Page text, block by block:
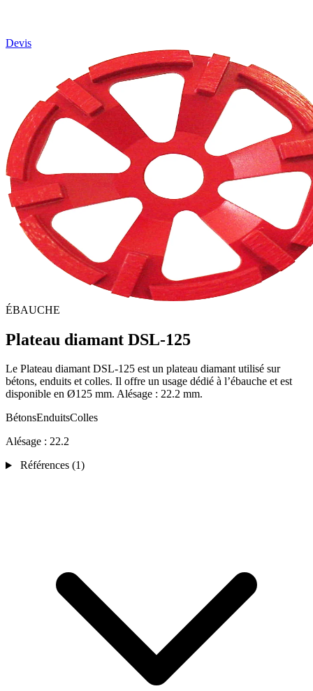
Devis
ÉBAUCHE
Plateau diamant DSL-125
Le Plateau diamant DSL-125 est un plateau diamant utilisé sur
bétons, enduits et colles. Il offre un usage dédié à l’ébauche et est
disponible en Ø125 mm. Alésage : 22.2 mm.
BétonsEnduitsColles
Alésage : 22.2
Références (1)